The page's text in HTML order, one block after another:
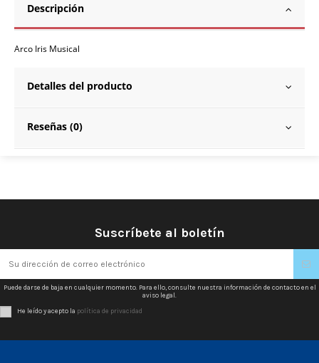
Descripción
Arco Iris Musical
Detalles del producto
Reseñas (0)
Suscríbete al boletín
Puede darse de baja en cualquier momento. Para ello, consulte nuestra información de contacto en el
aviso legal.
He leído y acepto la política de privacidad